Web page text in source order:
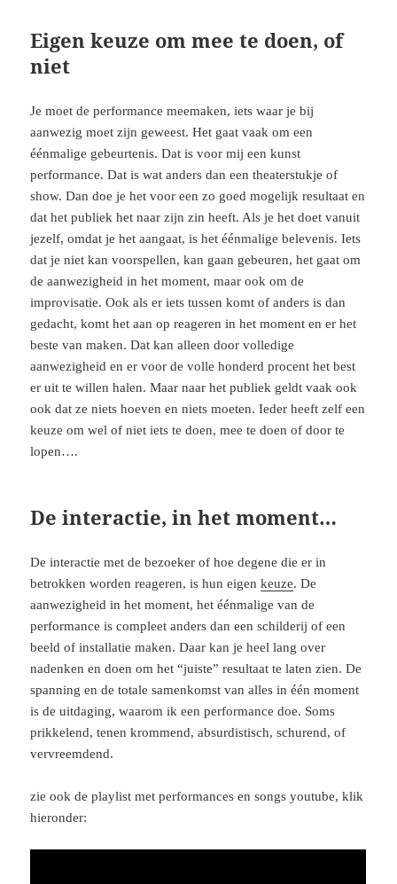
Eigen keuze om mee te doen, of
niet
Je moet de performance meemaken, iets waar je bij
aanwezig moet zijn geweest. Het gaat vaak om een
éénmalige gebeurtenis. Dat is voor mij een kunst
performance. Dat is wat anders dan een theaterstukje of
show. Dan doe je het voor een zo goed mogelijk resultaat en
dat het publiek het naar zijn zin heeft. Als je het doet vanuit
jezelf, omdat je het aangaat, is het éénmalige belevenis. Iets
dat je niet kan voorspellen, kan gaan gebeuren, het gaat om
de aanwezigheid in het moment, maar ook om de
improvisatie. Ook als er iets tussen komt of anders is dan
gedacht, komt het aan op reageren in het moment en er het
beste van maken. Dat kan alleen door volledige
aanwezigheid en er voor de volle honderd procent het best
er uit te willen halen. Maar naar het publiek geldt vaak ook
ook dat ze niets hoeven en niets moeten. Ieder heeft zelf een
keuze om wel of niet iets te doen, mee te doen of door te
lopen….
De interactie, in het moment…
De interactie met de bezoeker of hoe degene die er in
betrokken worden reageren, is hun eigenkeuze. De
aanwezigheid in het moment, het éénmalige van de
performance is compleet anders dan een schilderij of een
beeld of installatie maken. Daar kan je heel lang over
nadenken en doen om het “juiste” resultaat te laten zien. De
spanning en de totale samenkomst van alles in één moment
is de uitdaging, waarom ik een performance doe. Soms
prikkelend, tenen krommend, absurdistisch, schurend, of
vervreemdend.
zie ook de playlist met performances en songs youtube, klik
hieronder: